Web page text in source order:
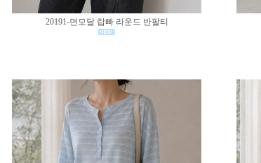
20191-면모달 랍빠 라운드 반팔티